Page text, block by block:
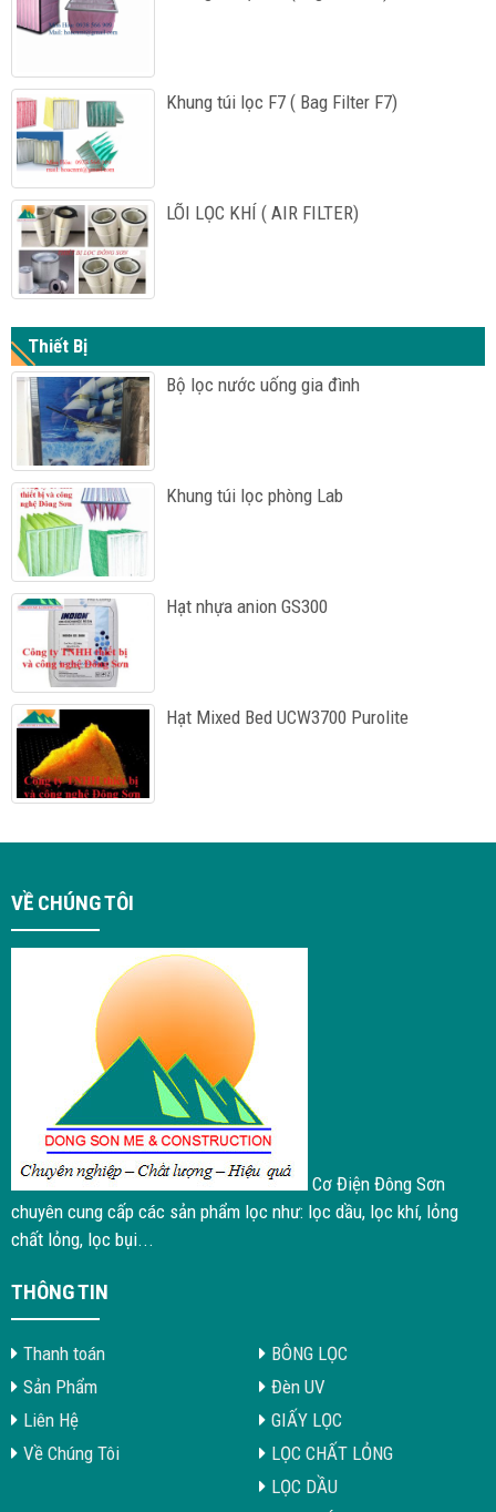
Khung túi lọc F7 ( Bag Filter F7)
LÕI LỌC KHÍ ( AIR FILTER)
Thiết Bị
Bộ lọc nước uống gia đình
Khung túi lọc phòng Lab
Hạt nhựa anion GS300
Hạt Mixed Bed UCW3700 Purolite
VỀ CHÚNG TÔI
Cơ Điện Đông Sơn
chuyên cung cấp các sản phẩm lọc như: lọc dầu, lọc khí, lỏng
chất lỏng, lọc bụi...
THÔNG TIN
Thanh toán
Sản Phẩm
Liên Hệ
Về Chúng Tôi
BÔNG LỌC
Đèn UV
GIẤY LỌC
LỌC CHẤT LỎNG
LỌC DẦU